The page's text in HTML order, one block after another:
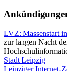
LVZ: Massenstart
zur langen Nacht
Stadt Leipzig
Leipziger Internet-